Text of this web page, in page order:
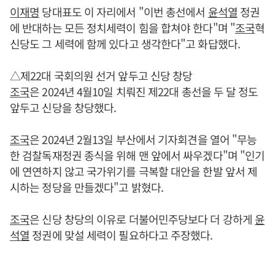
이재명 당대표도 이 자리에서 "이번 총선에서 윤석열 정권
에 반대하는 모든 정치세력이 힘을 합쳐야 한다"며 "조국혁
신당도 그 세력에 함께 있다고 생각한다"고 화답했다.
△제22대 국회의원 선거 앞두고 신당 창당
조국은 2024년 4월10일 치뤄진 제22대 총선을 두 달 정도
앞두고 신당을 창당했다.
조국은 2024년 2월13일 부산에서 기자회견을 열어 "무능
한 검찰독재정권 종식을 위해 맨 앞에서 싸우겠다"며 "인기
에 연연하지 않고 국가위기를 극복할 대안을 한발 앞서 제
시하는 정당을 만들겠다"고 밝혔다.
조국은 신당 창당의 이유로 더불어민주당보다 더 강하게 윤
석열 정권에 맞설 세력이 필요하다고 주장했다.